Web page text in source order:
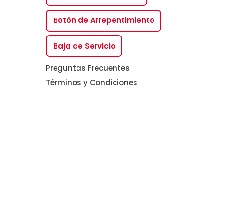
Botón de Arrepentimiento
Baja de Servicio
Preguntas Frecuentes
Términos y Condiciones